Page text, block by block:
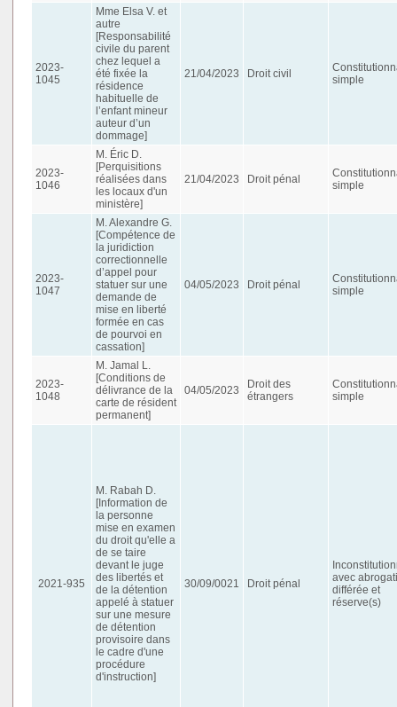
2023-
1045
Mme Elsa V. et
autre
[Responsabilité
civile du parent
chez lequel a
été fixée la
résidence
habituelle de
l’enfant mineur
auteur d’un
dommage]
21/04/2023 Droit civil
simple
2023-
1046
M. Éric D.
[Perquisitions
réalisées dans
les locaux d'un
ministère]
21/04/2023 Droit pénal
simple
2023-
1047
M. Alexandre G.
[Compétence de
la juridiction
correctionnelle
d’appel pour
statuer sur une
demande de
mise en liberté
formée en cas
de pourvoi en
cassation]
04/05/2023 Droit pénal
simple
2023-
1048
M. Jamal L.
[Conditions de
délivrance de la
carte de résident
permanent]
04/05/2023
Droit des
étrangers
simple
2021-935
M. Rabah D.
[Information de
la personne
mise en examen
du droit qu'elle a
de se taire
devant le juge
des libertés et
de la détention
appelé à statuer
sur une mesure
de détention
provisoire dans
le cadre d'une
procédure
d'instruction]
30/09/0021 Droit pénal
avec
différée et
réserve(s)